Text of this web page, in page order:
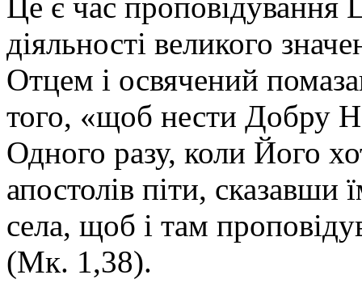
діяльності великого
Отцем і освячений
того, «щоб нести Добру
Одного разу, коли Його
апостолів піти, сказавши
села, щоб і там
(Мк. 1,38).